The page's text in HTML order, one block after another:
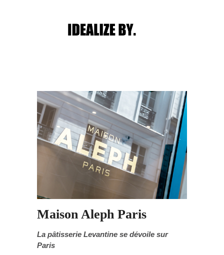
Post navigation
Maison Aleph Paris
La pâtisserie Levantine se dévoile sur
Paris